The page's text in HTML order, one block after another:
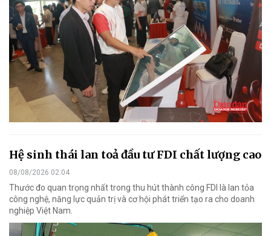
Hệ sinh thái lan toả đầu tư FDI chất lượng cao
08/08/2026 02:04
Thước đo quan trọng nhất trong thu hút thành công FDI là lan tỏa
công nghệ, năng lực quản trị và cơ hội phát triển tạo ra cho doanh
nghiệp Việt Nam.